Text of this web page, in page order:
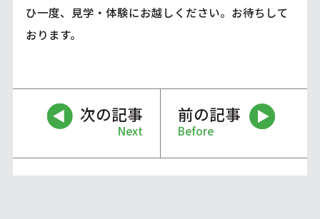
ひ一度、見学・体験にお越しください。お待ちして
おります。
次の記事
Next
前の記事
Before